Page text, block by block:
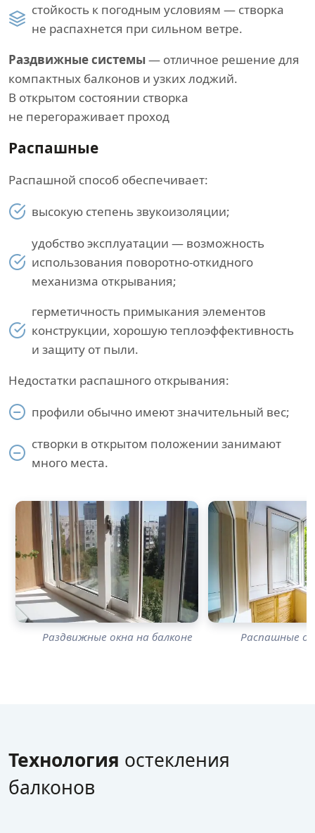
стойкость к погодным условиям — створка
не распахнется при сильном ветре.
Раздвижные системы — отличное решение для
компактных балконов и узких лоджий.
В открытом состоянии створка
не перегораживает проход
Распашные
Распашной способ обеспечивает:
высокую степень звукоизоляции;
удобство эксплуатации — возможность
использования поворотно-откидного
механизма открывания;
герметичность примыкания элементов
конструкции, хорошую теплоэффективность
и защиту от пыли.
Недостатки распашного открывания:
профили обычно имеют значительный вес;
створки в открытом положении занимают
много места.
Раздвижные окна на балконе Распашные
Технология остекления
балконов